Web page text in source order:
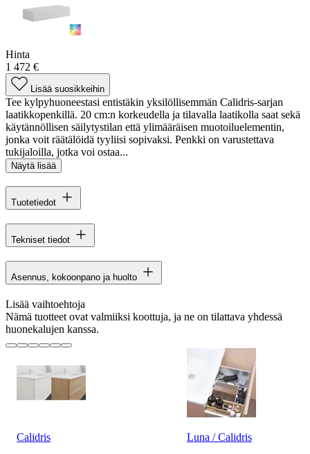
Hinta
1 472 €
Lisää suosikkeihin
Tee kylpyhuoneestasi entistäkin yksilöllisemmän Calidris-sarjan
laatikkopenkillä. 20 cm:n korkeudella ja tilavalla laatikolla saat sekä
käytännöllisen säilytystilan että ylimääräisen muotoiluelementin,
jonka voit räätälöidä tyyliisi sopivaksi. Penkki on varustettava
tukijaloilla, jotka voi ostaa...
Näytä lisää
Tuotetiedot
Tekniset tiedot
Asennus, kokoonpano ja huolto
Lisää vaihtoehtoja
Nämä tuotteet ovat valmiiksi koottuja, ja ne on tilattava yhdessä
huonekalujen kanssa.
Calidris
Luna / Calidris